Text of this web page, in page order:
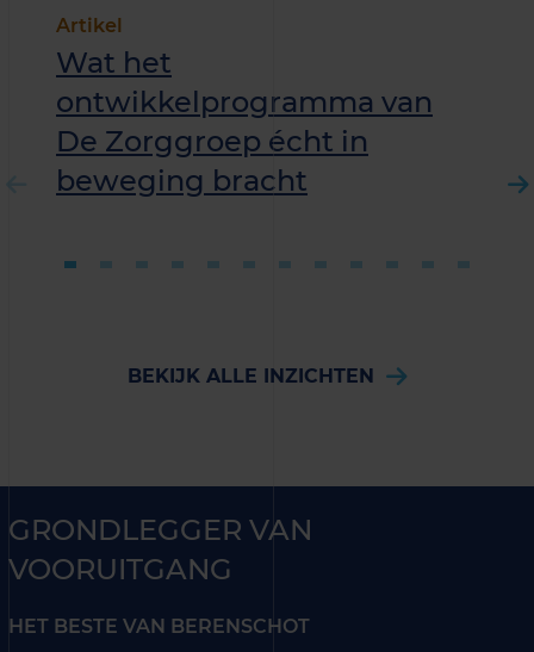
Artikel
Wat het
ontwikkelprogramma van
De Zorggroep écht in
beweging bracht
BEKIJK ALLE INZICHTEN
GRONDLEGGER VAN
VOORUITGANG
HET BESTE VAN BERENSCHOT